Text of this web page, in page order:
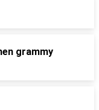
grammy